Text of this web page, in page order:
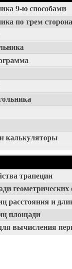
9-ю способами
по трем
калькуляторы
трапеции
геометрических
расстояния и
площади
вычисления